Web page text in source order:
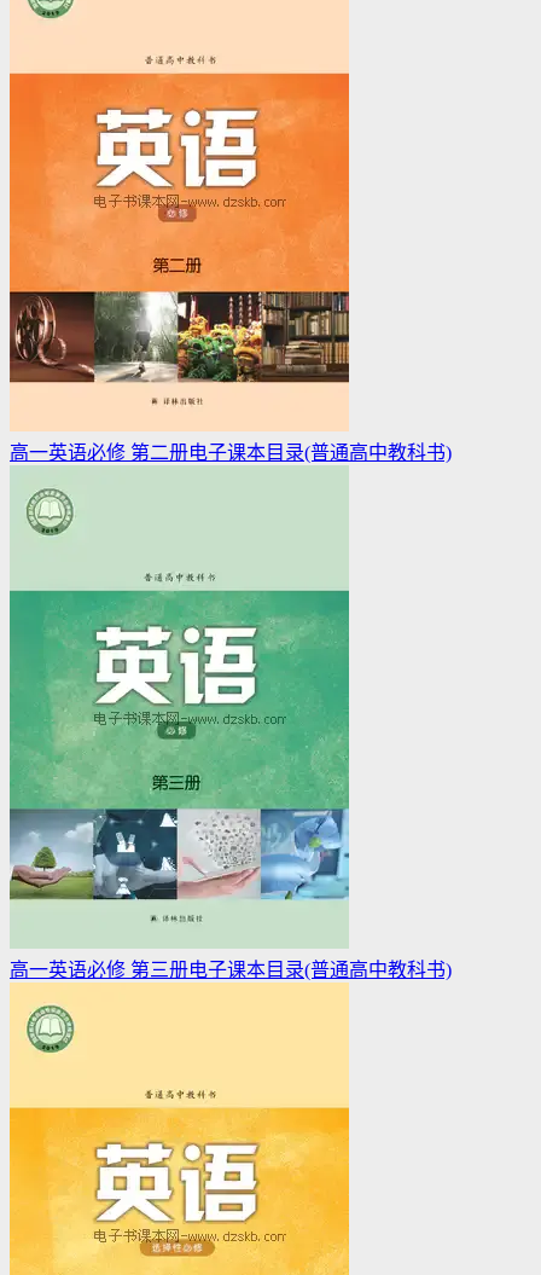
高一英语必修 第二册电子课本目录(普通高中教科书)
高一英语必修 第三册电子课本目录(普通高中教科书)